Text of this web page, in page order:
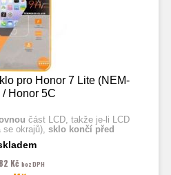
pro Honor 7 Lite (NEM-
/ Honor 5C
část LCD, takže je-li LCD
se okrajů), sklo končí před
Kč bez DPH